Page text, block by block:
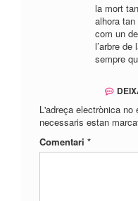
la mort
alhora
com un
l’arbre
sempre
L'adreça electrònica no
necessaris estan
Comentari *